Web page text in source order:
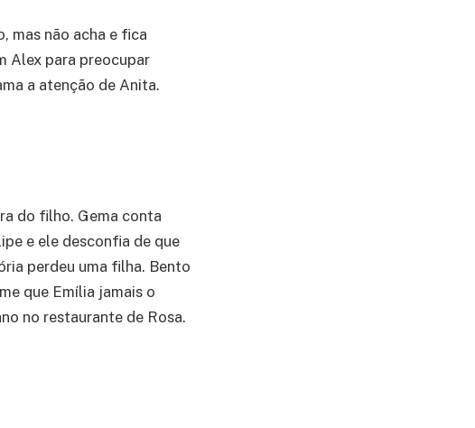
mas não acha e fica
Alex para preocupar
a atenção de Anita.
do filho. Gema conta
e ele desconfia de que
perdeu uma filha. Bento
que Emília jamais o
no restaurante de Rosa.